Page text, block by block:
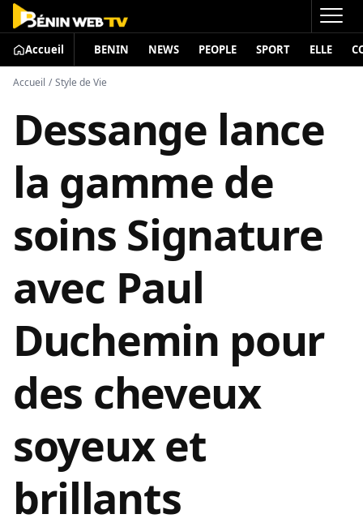
Accueil BENIN NEWS PEOPLE SPORT ELLE
Accueil / Style de Vie
Dessange lance
la gamme de
soins Signature
avec Paul
Duchemin pour
des cheveux
soyeux et
brillants